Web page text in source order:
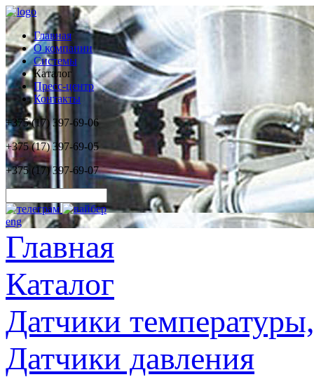
Главная
О компании
Системы
Каталог
Пресс-центр
Контакты
+375 (17) 397-69-06
+375 (17) 397-69-05
+375 (17) 397-69-07
eng
Главная
Каталог
Датчики
Датчики давления